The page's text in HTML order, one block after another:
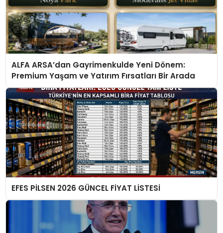
ALFA ARSA’dan Gayrimenkulde Yeni Dönem:
Premium Yaşam ve Yatırım Fırsatları Bir Arada
EFES PİLSEN 2026 GÜNCEL FİYAT LİSTESİ